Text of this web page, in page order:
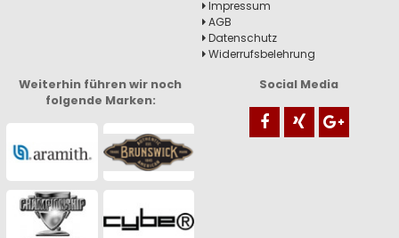
Impressum
AGB
Datenschutz
Widerrufsbelehrung
Weiterhin führen wir noch
folgende Marken:
Social Media